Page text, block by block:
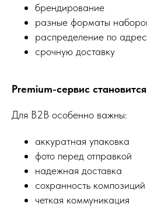
брендирование
разные форматы
распределение по
срочную доставку
Premium-сервис
Для B2B особенно важны:
аккуратная упаковка
фото перед отправкой
надежная доставка
сохранность композиций
четкая коммуникация
+7 495 540 47 63
ИП Воропаев Андрей Николаевич
ИНН 771680528633
Подбор корзин по составу
согласие на обработку персональных
публичная оферта